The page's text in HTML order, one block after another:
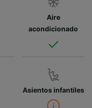
Aire
acondicionado
Asientos infantiles